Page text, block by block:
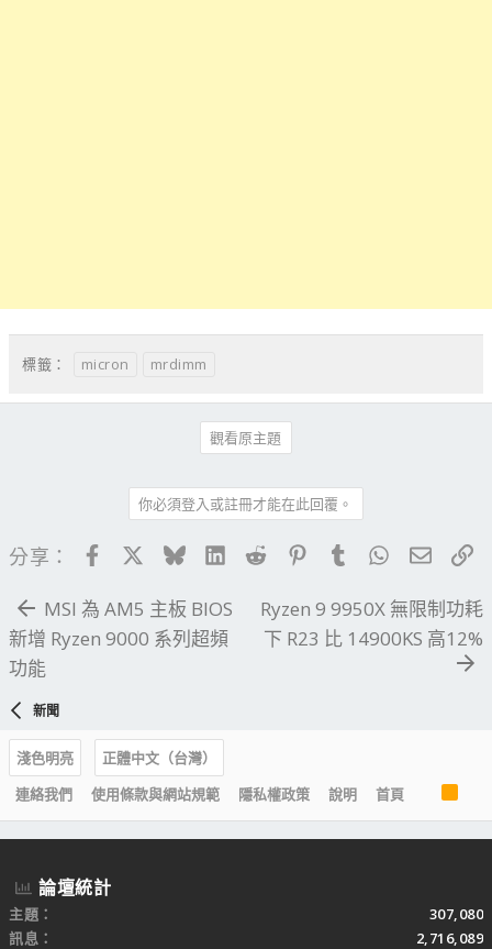
標籤： micron mrdimm
觀看原主題
你必須登入或註冊才能在此回覆。
分享： FacebookBlueskyLinkedIn
Reddit PinterestTumblrWhatsApp
電子
MSI 為 AM5 主板 BIOS
新增 Ryzen 9000 系列超頻
功能
Ryzen 9 9950X 無限制功耗
下 R23 比 14900KS 高12%
新聞
淺色明亮
正體中文（台灣）
連絡我們
使用條款與網站規範 隱私權政策 說明 首頁
R
S
S
論壇統計
主題
307,080
訊息
2,716,089